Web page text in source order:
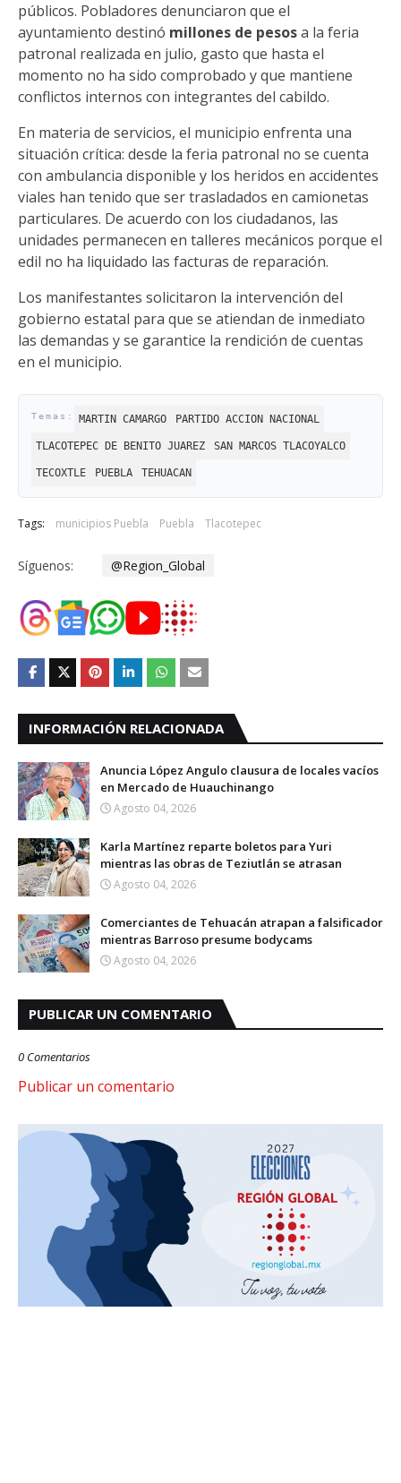
públicos. Pobladores denunciaron que el
ayuntamiento destinó millones de pesosa la feria
patronal realizada en julio, gasto que hasta el
momento no ha sido comprobado y que mantiene
conflictos internos con integrantes del cabildo.
En materia de servicios, el municipio enfrenta una
situación crítica: desde la feria patronal no se cuenta
con ambulancia disponible y los heridos en accidentes
viales han tenido que ser trasladados en camionetas
particulares. De acuerdo con los ciudadanos, las
unidades permanecen en talleres mecánicos porque el
edil no ha liquidado las facturas de reparación.
Los manifestantes solicitaron la intervención del
gobierno estatal para que se atiendan de inmediato
las demandas y se garantice la rendición de cuentas
en el municipio.
MARTIN CAMARGO PARTIDO ACCION NACIONAL
TLACOTEPEC DE BENITO JUAREZ SAN MARCOS TLACOYALCO
TECOXTLE PUEBLA TEHUACAN
Tags: municipios Puebla Puebla Tlacotepec
Síguenos: @Region_Global
INFORMACIÓN RELACIONADA
Anuncia López Angulo clausura de locales vacíos
en Mercado de Huauchinango
Agosto 04, 2026
Karla Martínez reparte boletos para Yuri
mientras las obras de Teziutlán se atrasan
Agosto 04, 2026
Comerciantes de Tehuacán atrapan a falsificador
mientras Barroso presume bodycams
Agosto 04, 2026
PUBLICAR UN COMENTARIO
0 Comentarios
Publicar un comentario